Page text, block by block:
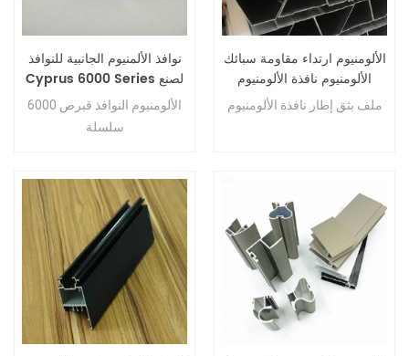
نوافذ الألمنيوم الجانبية للنوافذ
Cyprus 6000 Series لصنع
الأبواب والنوافذ
الألومنيوم النوافذ قبرص 6000
سلسلة
الألومنيوم ارتداء مقاومة سبائك
الألومنيوم نافذة الألومنيوم
الإطار النتوء الملف الشخصي
ملف بثق إطار نافذة الألومنيوم